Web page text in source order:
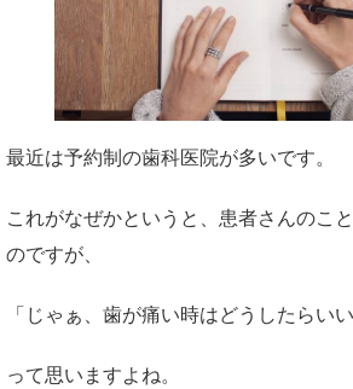
最近は予約制の歯科医院が多いです。
これがなぜかというと、患者さんのこ
のですが、
「じゃぁ、歯が痛い時はどうしたらいい
って思いますよね。